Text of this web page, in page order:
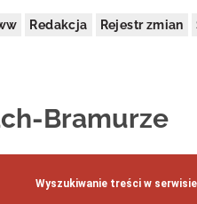
Redakcja Rejestr zmian
Bramurze
Wyszukiwanie treści w